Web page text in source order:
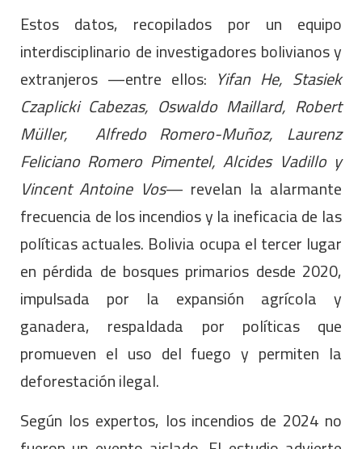
Estos datos, recopilados por un equipo
interdisciplinario de investigadores bolivianos y
extranjeros —entre ellos: Yifan He, Stasiek
Czaplicki Cabezas, Oswaldo Maillard, Robert
Müller, Alfredo Romero-Muñoz, Laurenz
Feliciano Romero Pimentel, Alcides Vadillo y
Vincent Antoine Vos— revelan la alarmante
frecuencia de los incendios y la ineficacia de las
políticas actuales. Bolivia ocupa el tercer lugar
en pérdida de bosques primarios desde 2020,
impulsada por la expansión agrícola y
ganadera, respaldada por políticas que
promueven el uso del fuego y permiten la
deforestación ilegal.
Según los expertos, los incendios de 2024 no